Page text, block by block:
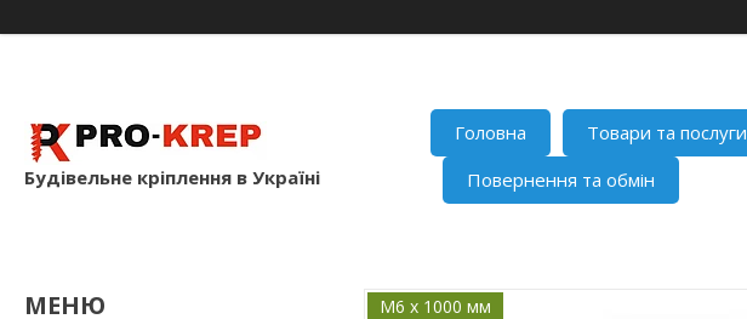
Будівельне кріплення в Україні
Головна Товари та послуги
Повернення та обмін
М6 x 1000 мм